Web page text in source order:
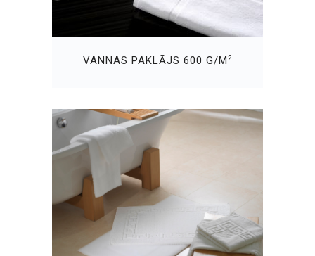
VANNAS PAKLĀJS 600 G/M2